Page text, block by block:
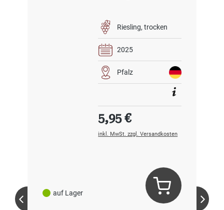
auf Lager
Riesling trocken
2025
Pfalz
Regulärer Preis:
5,95 €
inkl. MwSt. zzgl. Versandkosten